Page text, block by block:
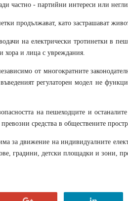
частно - партийни интереси или
продължават, като застрашават
на електрически тротинетки в
хора и лица с увреждания.
от многократните
регулаторен модел не
на пешеходците и
средства в обществените
за движение на индивидуалните
градини, детски площадки и зони,